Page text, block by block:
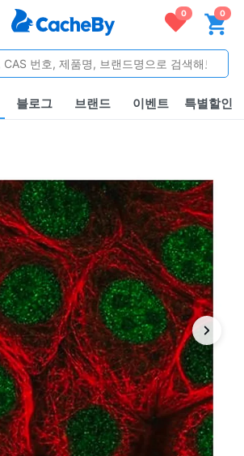
0 0
블로그 브랜드 이벤트 특별할인